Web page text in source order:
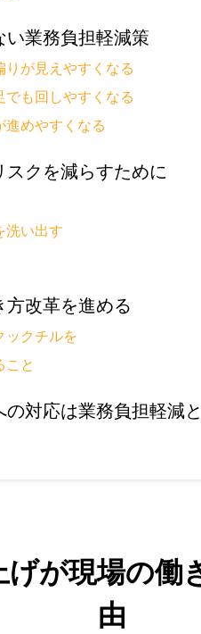
い業務負担軽減策
が見えやすくなる
でも回しやすくなる
進めやすくなる
クを減らすために
洗い出す
方改革を進める
ックチルを
こと
対応は業務負担軽減
が現場の働
由